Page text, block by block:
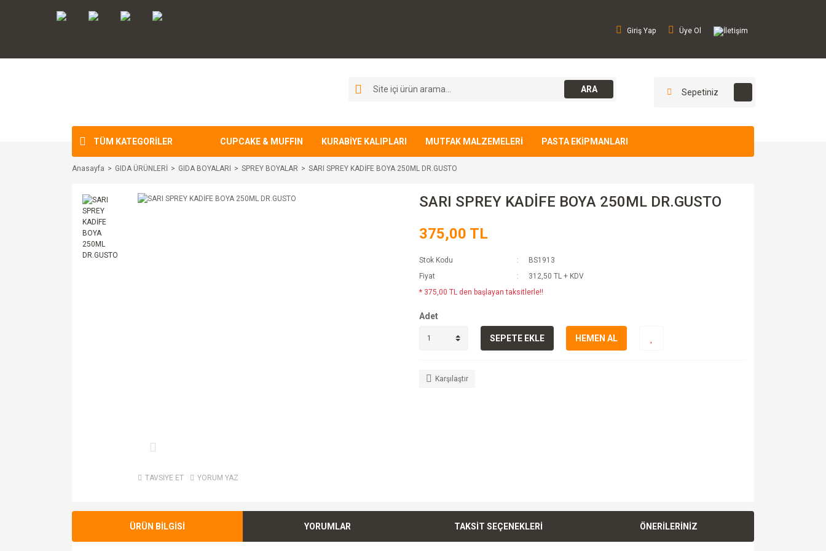
Giriş Yap Üye Ol İletişim
ARA Sepetiniz
TÜM KATEGORİLER CUPCAKE & MUFFIN KURABİYE KALIPLARI MUTFAK MALZEMELERİ PASTA EKİPMANLARI
Anasayfa GIDA ÜRÜNLERİ GIDA BOYALARI SPREY BOYALAR SARI SPREY KADİFE BOYA 250ML DR.GUSTO
TAVSİYE ET YORUM YAZ
SARI SPREY KADİFE BOYA 250ML DR.GUSTO
375,00 TL
Stok Kodu
BS1913
Fiyat
312,50 TL + KDV
* 375,00 TL den başlayan taksitlerle!!
Adet
SEPETE EKLE HEMEN AL
Karşılaştır
ÜRÜN BİLGİSİ YORUMLAR TAKSİT SEÇENEKLERİ ÖNERİLERİNİZ